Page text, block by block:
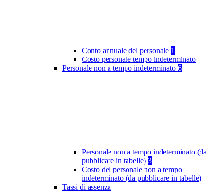
Conto annuale del personale 1
Costo personale tempo indeterminato
Personale non a tempo indeterminato 6
Personale non a tempo indeterminato (da
pubblicare in tabelle) 3
Costo del personale non a tempo
indeterminato (da pubblicare in tabelle)
Tassi di assenza